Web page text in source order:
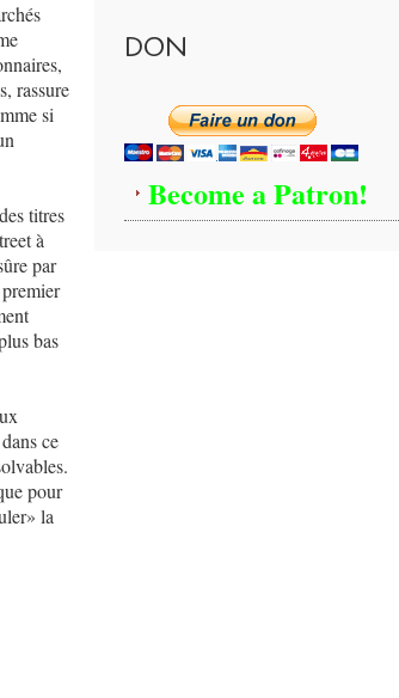
rassure
si
titres
à
par
bas
ce
pour
la
DON
Become a Patron!